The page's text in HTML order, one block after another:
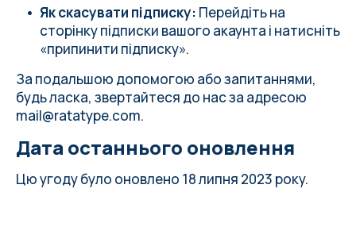
Як скасувати підписку: Перейдіть на
сторінку підписки вашого акаунта і натисніть
«припинити підписку».
За подальшою допомогою або запитаннями,
будь ласка, звертайтеся до нас за адресою
mail@ratatype.com.
Дата останнього оновлення
Цю угоду було оновлено 18 липня 2023 року.